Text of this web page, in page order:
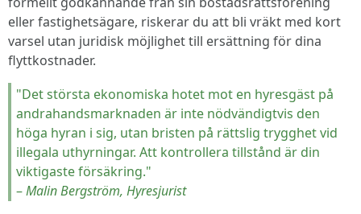
eller fastighetsägare, riskerar du att bli vräkt med kort
varsel utan juridisk möjlighet till ersättning för dina
flyttkostnader.
"Det största ekonomiska hotet mot en hyresgäst på
andrahandsmarknaden är inte nödvändigtvis den
höga hyran i sig, utan bristen på rättslig trygghet vid
illegala uthyrningar. Att kontrollera tillstånd är din
viktigaste försäkring."
–Malin Bergström, Hyresjurist